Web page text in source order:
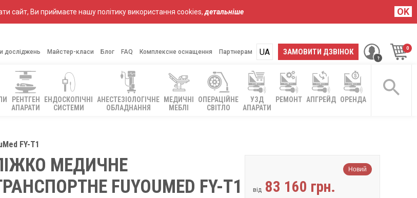
сайт, Ви приймаєте нашу політику використання cookies,детальніше OK
досліджень Майстер-класи Блог FAQ Комплексне оснащення Партнерам ЗАМОВИТИ ДЗВІНОК
UA
RU
РЕНТГЕН
АПАРАТИ
ЕНДОСКОПІЧНІ
СИСТЕМИ
АНЕСТЕЗІОЛОГІЧНЕ
ОБЛАДНАННЯ
МЕДИЧНІ
МЕБЛІ
ОПЕРАЦІЙНЕ
СВІТЛО
УЗД
АПАРАТИ
РЕМОНТ АПГРЕЙД ОРЕНДА
FY-T1
МЕДИЧНЕ
FUYOUMED FY-T1
Новий
від 83 160 грн.